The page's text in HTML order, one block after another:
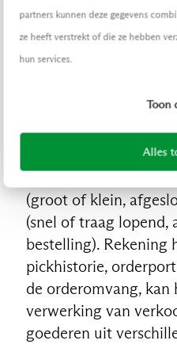
partners kunnen deze gegevens
ze heeft verstrekt of die ze hebben
hun services.
Toon
Alles
bewegingen in het
er ook voor dat de
machines op het
voorraad de beste
functie van een mix
logistieke
(stapelbaarheid,
(groot of klein,
(snel of traag lopend,
bestelling). Rekening
pickhistorie,
de orderomvang, kan
verwerking van
goederen uit